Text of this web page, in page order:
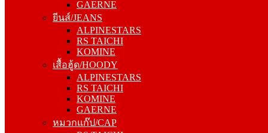
GAERNE
ยีนส์/JEANS
ALPINESTARS
RS TAICHI
KOMINE
เสื้อฮู้ด/HOODY
ALPINESTARS
RS TAICHI
KOMINE
GAERNE
หมวกแก๊ป/CAP
ALPINESTARS
RS TAICHI
KOMINE
เสื้อฮู้ด/HOODY
ALPINESTARS
RS TAICHI
KOMINE
GAERNE
หมวกแก๊ป/CAP
RS TAICHI
ALPINESTARS